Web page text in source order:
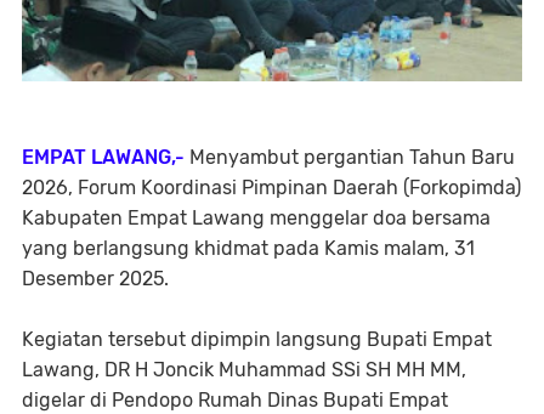
EMPAT LAWANG,- Menyambut pergantian Tahun Baru
2026, Forum Koordinasi Pimpinan Daerah (Forkopimda)
Kabupaten Empat Lawang menggelar doa bersama
yang berlangsung khidmat pada Kamis malam, 31
Desember 2025.
Kegiatan tersebut dipimpin langsung Bupati Empat
Lawang, DR H Joncik Muhammad SSi SH MH MM,
digelar di Pendopo Rumah Dinas Bupati Empat